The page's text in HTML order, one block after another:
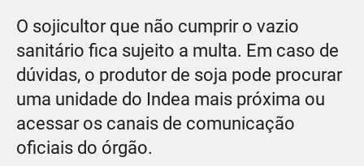
O sojicultor que não cumprir o vazio
sanitário fica sujeito a multa. Em caso de
dúvidas, o produtor de soja pode procurar
uma unidade do Indea mais próxima ou
acessar os canais de comunicação
oficiais do órgão.